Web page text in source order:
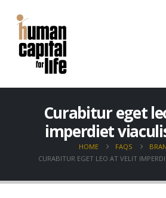
Curabitur eget
imperdiet
HOME FAQS
CURABITUR EGET LEO AT VELIT